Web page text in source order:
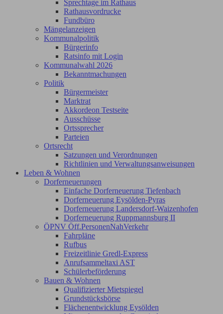
Sprechtage im Rathaus
Rathausvordrucke
Fundbüro
Mängelanzeigen
Kommunalpolitik
Bürgerinfo
Ratsinfo mit Login
Kommunalwahl 2026
Bekanntmachungen
Politik
Bürgermeister
Marktrat
Akkordeon Testseite
Ausschüsse
Ortssprecher
Parteien
Ortsrecht
Satzungen und Verordnungen
Richtlinien und Verwaltungsanweisungen
Leben & Wohnen
Dorferneuerungen
Einfache Dorferneuerung Tiefenbach
Dorferneuerung Eysölden-Pyras
Dorferneuerung Landersdorf-Waizenhofen
Dorferneuerung Ruppmannsburg II
ÖPNV Öff.PersonenNahVerkehr
Fahrpläne
Rufbus
Freizeitlinie Gredl-Express
Anrufsammeltaxi AST
Schülerbeförderung
Bauen & Wohnen
Qualifizierter Mietspiegel
Grundstücksbörse
Flächenentwicklung Eysölden